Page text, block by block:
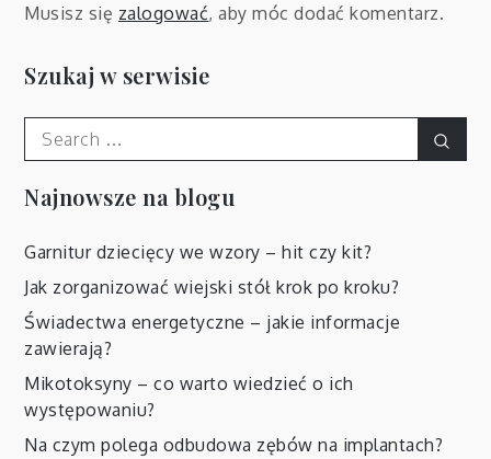
Musisz się zalogować, aby móc dodać komentarz.
Szukaj w serwisie
Search
for:
Najnowsze na blogu
Garnitur dziecięcy we wzory – hit czy kit?
Jak zorganizować wiejski stół krok po kroku?
Świadectwa energetyczne – jakie informacje
zawierają?
Mikotoksyny – co warto wiedzieć o ich
występowaniu?
Na czym polega odbudowa zębów na implantach?